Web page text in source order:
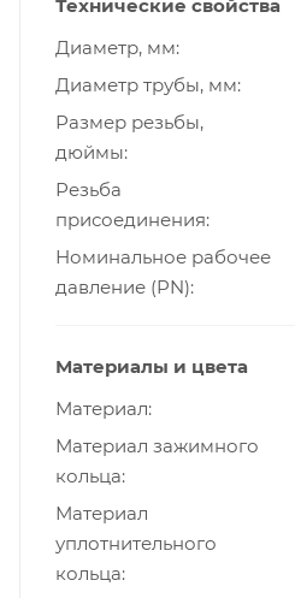
Технические свойства
Диаметр, мм
Диаметр трубы, мм
Размер резьбы,
дюймы
Резьба
присоединения
Номинальное рабочее
давление (PN)
Материалы и цвета
Материал
Материал зажимного
кольца
Материал
уплотнительного
кольца